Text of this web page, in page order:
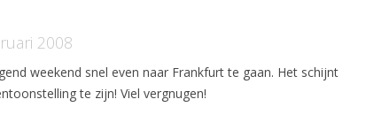
2008
weekend snel even naar Frankfurt te gaan. Het schijnt
te zijn! Viel vergnugen!